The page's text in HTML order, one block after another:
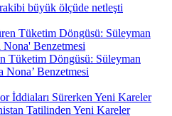
büyük ölçüde netleşti
Tüketim Döngüsü: Süleyman
Nona’ Benzetmesi